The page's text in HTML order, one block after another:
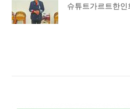
슈튜트가르트한인